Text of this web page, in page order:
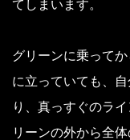
てしまいます。
グリーンに乗って
に立っていても、
り、真っすぐのラ
リーンの外から全